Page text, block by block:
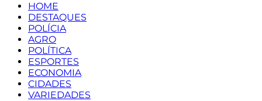
HOME
DESTAQUES
POLÍCIA
AGRO
POLÍTICA
ESPORTES
ECONOMIA
CIDADES
VARIEDADES